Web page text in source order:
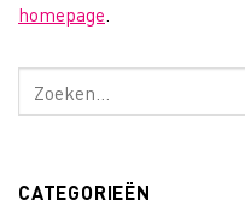
homepage
CATEGORIEËN